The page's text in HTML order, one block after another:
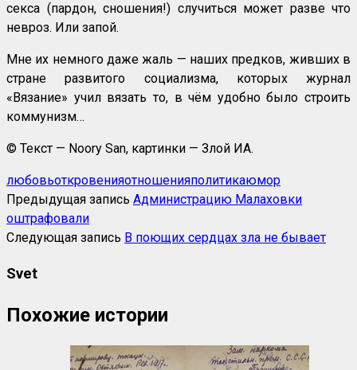
секса (пардон, сношения!) случиться может разве что
невроз. Или запой.
Мне их немного даже жаль — наших предков, живших в
стране развитого социализма, которых журнал
«Вязание» учил вязать то, в чём удобно было строить
коммунизм…
© Текст — Noory San, картинки — Злой ИА.
любовьоткровенияотношенияполитикаюмор
Предыдущая запись Администрацию Малаховки
оштрафовали
Следующая запись В поющих сердцах зла не бывает
Svet
Похожие истории